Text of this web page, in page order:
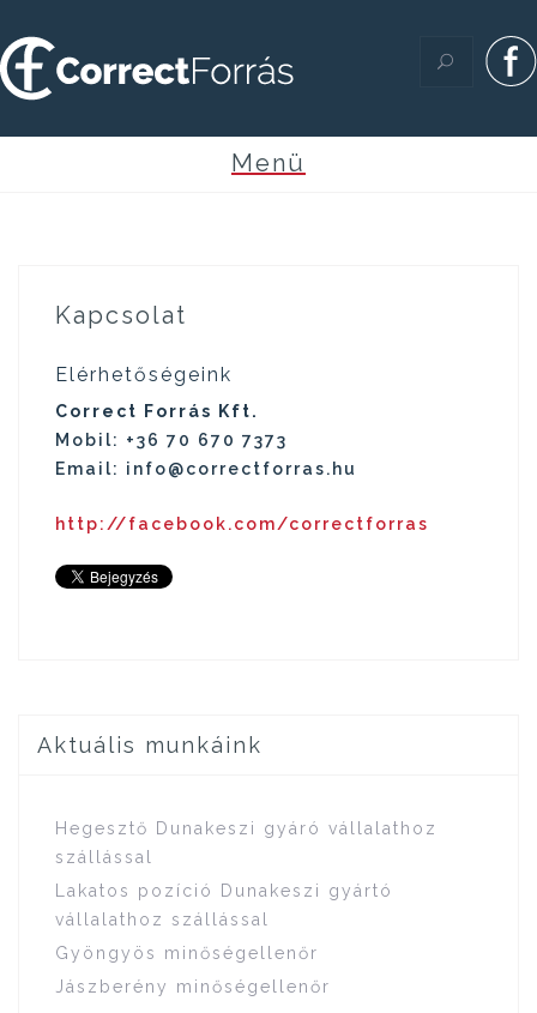
to
content
Kapcsolat
Elérhetőségeink
Correct Forrás Kft.
Mobil: +36 70 670 7373
Email: info@correctforras.hu
http://facebook.com/correctforras
Aktuális munkáink
Hegesztő Dunakeszi gyáró vállalathoz
szállással
Lakatos pozíció Dunakeszi gyártó
vállalathoz szállással
Gyöngyös minőségellenőr
Jászberény minőségellenőr